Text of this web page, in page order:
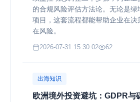
的合规风险评估方法论。无论是绿
项目，这套流程都能帮助企业在决
在风险。
2026-07-31 15:30:02 62
出海知识
欧洲境外投资避坑：GDPR与